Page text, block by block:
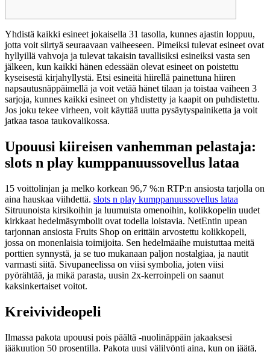
Yhdistä kaikki esineet jokaisella 31 tasolla, kunnes ajastin loppuu,
jotta voit siirtyä seuraavaan vaiheeseen. Pimeiksi tulevat esineet ovat
hyllyillä vahvoja ja tulevat takaisin tavallisiksi esineiksi vasta sen
jälkeen, kun kaikki hänen edessään olevat esineet on poistettu
kyseisestä kirjahyllystä. Etsi esineitä hiirellä painettuna hiiren
napsautusnäppäimellä ja voit vetää hänet tilaan ja toistaa vaiheen 3
sarjoja, kunnes kaikki esineet on yhdistetty ja kaapit on puhdistettu.
Jos joku tekee virheen, voit käyttää uutta pysäytyspainiketta ja voit
jatkaa tasoa taukovalikossa.
Upouusi kiireisen vanhemman pelastaja:
slots n play kumppanuussovellus lataa
15 voittolinjan ja melko korkean 96,7 %:n RTP:n ansiosta tarjolla on
aina hauskaa viihdettä. slots n play kumppanuussovellus lataa
Sitruunoista kirsikoihin ja luumuista omenoihin, kolikkopelin uudet
kirkkaat hedelmäsymbolit ovat todella loistavia. NetEntin upean
tarjonnan ansiosta Fruits Shop on erittäin arvostettu kolikkopeli,
jossa on monenlaisia ​​toimijoita. Sen hedelmäaihe muistuttaa meitä
porttien synnystä, ja se tuo mukanaan paljon nostalgiaa, ja nautit
varmasti siitä. Sivupaneelissa on viisi symbolia, joten viisi
pyörähtää, ja mikä parasta, uusin 2x-kerroinpeli on saanut
kaksinkertaiset voitot.
Kreivivideopeli
Ilmassa pakota upouusi pois päältä -nuolinäppäin jakaaksesi
jääkuution 50 prosentilla. Pakota uusi välilyönti aina, kun on jäätä,